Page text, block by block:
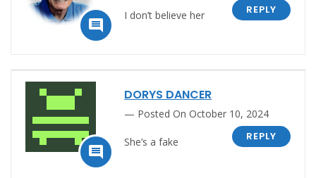

REPLY
I don’t believe her

DORYS DANCER
Posted On October 10, 2024
REPLY
She’s a fake